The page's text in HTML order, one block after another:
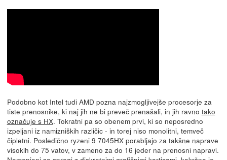
Podobno kot Intel tudi AMD pozna najzmogljivejše procesorje za
tiste prenosnike, ki naj jih ne bi preveč prenašali, in jih ravno tako
označuje s HX. Tokratni pa so obenem prvi, ki so neposredno
izpeljani iz namizniških različic - in torej niso monolitni, temveč
čipletni. Posledično ryzeni 9 7045HX porabljajo za takšne naprave
visokih do 75 vatov, v zameno za do 16 jeder na prenosni napravi.